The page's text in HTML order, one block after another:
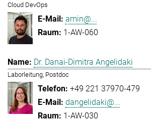
Cloud DevOps
amin@...
1-AW-060
Dr. Danai-Dimitra Angelidaki
Laborleitung, Postdoc
+49 221 37970-479
dangelidaki@...
1-AW-030